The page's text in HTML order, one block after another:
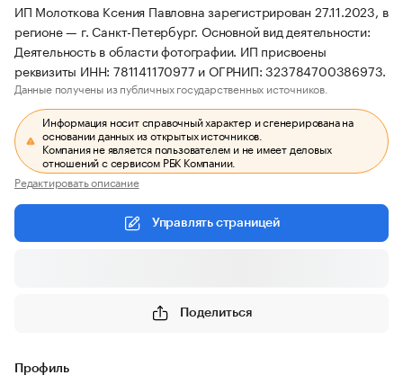
ИП Молоткова Ксения Павловна зарегистрирован 27.11.2023, в
регионе — г. Санкт-Петербург. Основной вид деятельности:
Деятельность в области фотографии. ИП присвоены
реквизиты ИНН: 781141170977 и ОГРНИП: 323784700386973.
Данные получены из публичных государственных источников.
Информация носит справочный характер и сгенерирована на
основании данных из открытых источников.
Компания не является пользователем и не имеет деловых
отношений с сервисом РБК Компании.
Редактировать описание
Управлять страницей
Поделиться
Профиль